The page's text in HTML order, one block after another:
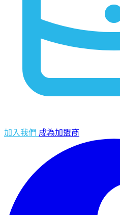
加入我們 成為加盟商